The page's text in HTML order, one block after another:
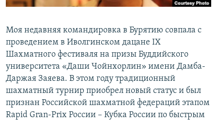
Все сайты РСЕ/РС
Моя недавняя командировка в Бурятию совпала с
проведением в Иволгинском дацане IX
Шахматного фестиваля на призы Буддийского
университета «Даши Чойнхорлин» имени Дамба-
Даржая Заяева. В этом году традиционный
шахматный турнир приобрел новый статус и был
признан Российской шахматной федераций этапом
Rapid Gran-Prix России – Кубка России по быстрым